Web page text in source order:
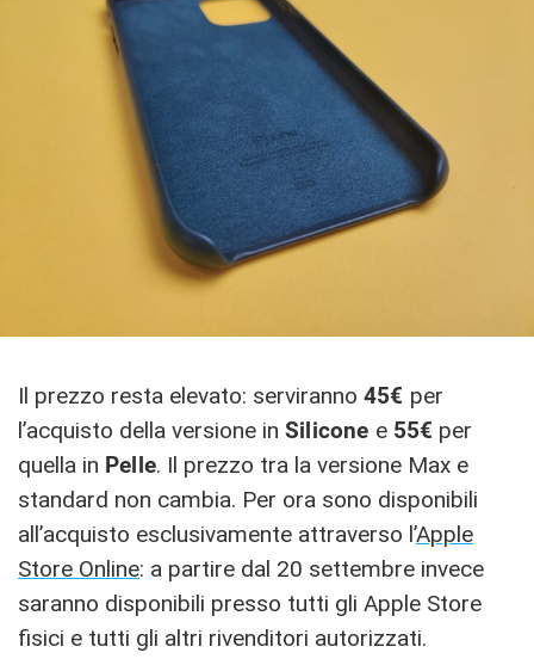
Il prezzo resta elevato: serviranno 45€ per
l’acquisto della versione in Silicone e 55€ per
quella in Pelle. Il prezzo tra la versione Max e
standard non cambia. Per ora sono disponibili
all’acquisto esclusivamente attraverso l’Apple
Store Online: a partire dal 20 settembre invece
saranno disponibili presso tutti gli Apple Store
fisici e tutti gli altri rivenditori autorizzati.